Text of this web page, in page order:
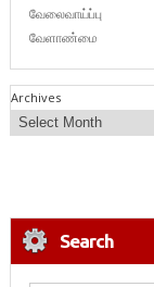
வேலைவாய்ப்பு
வேளாண்மை
Archives
Search